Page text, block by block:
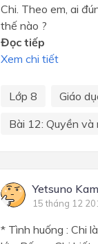
Chi. Theo em, ai
thế nào ?
Đọc tiếp
Xem chi tiết
Lớp 8
Giáo
Bài 12: Quyền và
Yetsuno
15 tháng 12
* Tình huống : Chi